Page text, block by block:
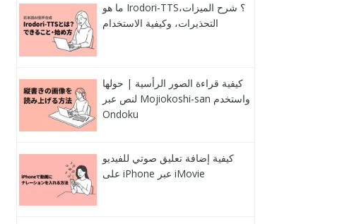
ما هو Irodori-TTS؟ شرح الميزات،
التحذيرات، وكيفية الاستخدام
كيفية قراءة الصور الرأسية | حولها
لنص عبر Mojiokoshi-san واستخدم
Ondoku
كيفية إضافة تعليق صوتي للفيديو
على iPhone عبر iMovie